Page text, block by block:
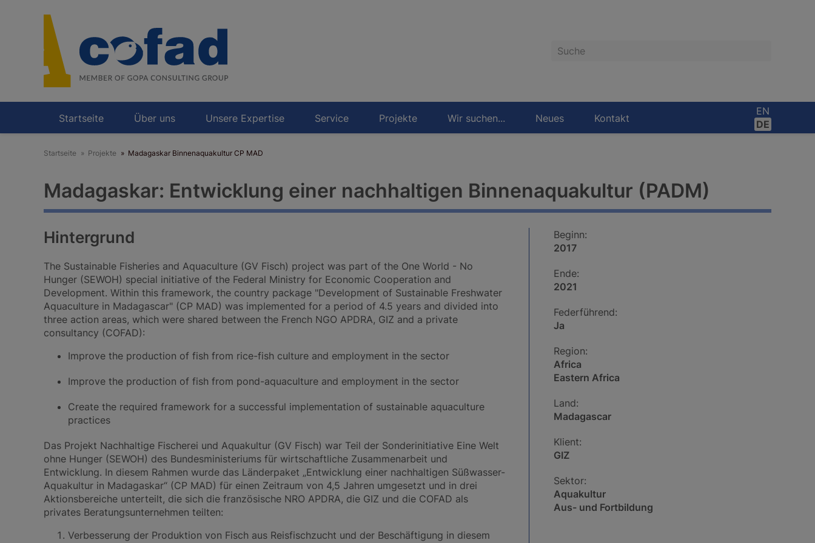
Suche
Startseite Über uns Unsere Expertise Service Projekte Wir suchen... Neues Kontakt
EN
DE
Startseite Projekte Madagaskar Binnenaquakultur CP MAD
Madagaskar: Entwicklung einer nachhaltigen Binnenaquakultur (PADM)
Hintergrund
The Sustainable Fisheries and Aquaculture (GV Fisch) project was part of the One World - No
Hunger (SEWOH) special initiative of the Federal Ministry for Economic Cooperation and
Development. Within this framework, the country package "Development of Sustainable Freshwater
Aquaculture in Madagascar" (CP MAD) was implemented for a period of 4.5 years and divided into
three action areas, which were shared between the French NGO APDRA, GIZ and a private
consultancy (COFAD):
Improve the production of fish from rice-fish culture and employment in the sector
Improve the production of fish from pond-aquaculture and employment in the sector
Create the required framework for a successful implementation of sustainable aquaculture
practices
Das Projekt Nachhaltige Fischerei und Aquakultur (GV Fisch) war Teil der Sonderinitiative Eine Welt
ohne Hunger (SEWOH) des Bundesministeriums für wirtschaftliche Zusammenarbeit und
Entwicklung. In diesem Rahmen wurde das Länderpaket „Entwicklung einer nachhaltigen Süßwasser-
Aquakultur in Madagaskar“ (CP MAD) für einen Zeitraum von 4,5 Jahren umgesetzt und in drei
Aktionsbereiche unterteilt, die sich die französische NRO APDRA, die GIZ und die COFAD als
privates Beratungsunternehmen teilten:
Verbesserung der Produktion von Fisch aus Reisfischzucht und der Beschäftigung in diesem
Beginn:
2017
Ende:
2021
Federführend:
Ja
Region:
Africa
Eastern Africa
Land:
Madagascar
Klient:
GIZ
Sektor:
Aquakultur
Aus- und Fortbildung